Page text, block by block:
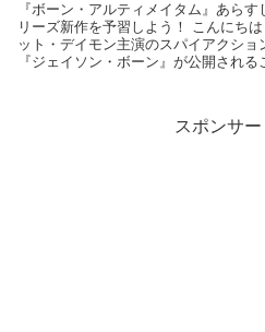
『ボーン・アルティメイタム』あら
リーズ新作を予習しよう！ こんにち
ット・デイモン主演のスパイアクシ
『ジェイソン・ボーン』が公開される
スポンサー